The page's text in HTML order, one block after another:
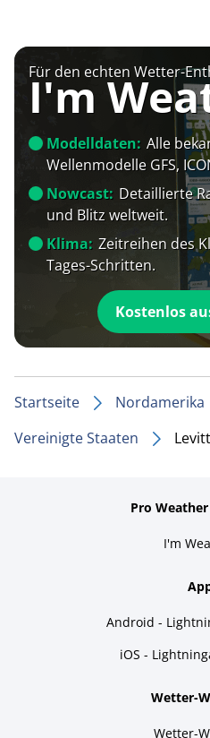
Für den echten Wetter-
I'm
Modelldaten: Alle
Wellenmodelle GFS,
Nowcast: Detaillierte
und Blitz weltweit.
Klima: Zeitreihen des
Tages-Schritten.
Kostenlos
Startseite
Nordamerika
Vereinigte Staaten
Pro
I'm
Android -
iOS -
Wetter-
Wetter-